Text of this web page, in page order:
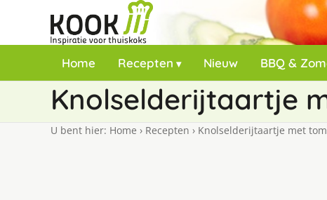
Home Recepten Nieuw BBQ &
Knolselderijtaartje
U bent hier: Home › Recepten › Knolselderijtaartje met